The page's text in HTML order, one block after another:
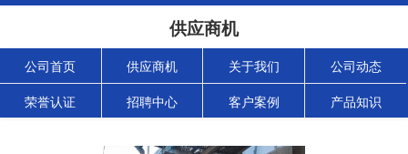
供应商机
公司首页 供应商机 关于我们 公司动态
荣誉认证 招聘中心 客户案例 产品知识